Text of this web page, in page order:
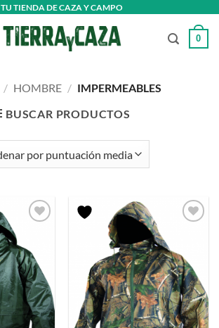
TU TIENDA DE CAZA Y CAMPO
0
/ HOMBRE / IMPERMEABLES
BUSCAR PRODUCTOS